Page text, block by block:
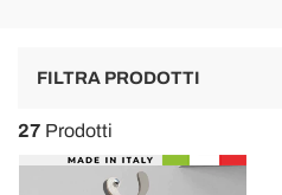
FILTRA PRODOTTI
27 Prodotti